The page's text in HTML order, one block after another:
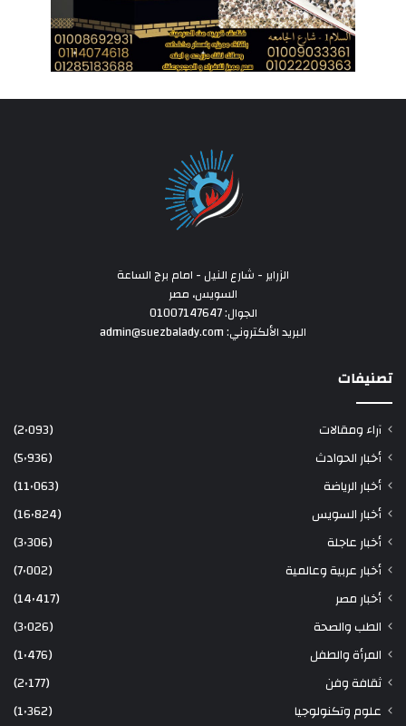
الزراير - شارع النيل - امام برج الساعة
السويس، مصر
الجوال: 01007147647
البريد الألكتروني: admin@suezbalady.com
تصنيفات
آراء ومقالات
(2٬093)
أخبار الحوادث
(5٬936)
أخبار الرياضة
(11٬063)
أخبار السويس
(16٬824)
أخبار عاجلة
(3٬306)
أخبار عربية وعالمية
(7٬002)
أخبار مصر
(14٬417)
الطب والصحة
(3٬026)
المرأة والطفل
(1٬476)
ثقافة وفن
(2٬177)
علوم وتكنولوجيا
(1٬362)